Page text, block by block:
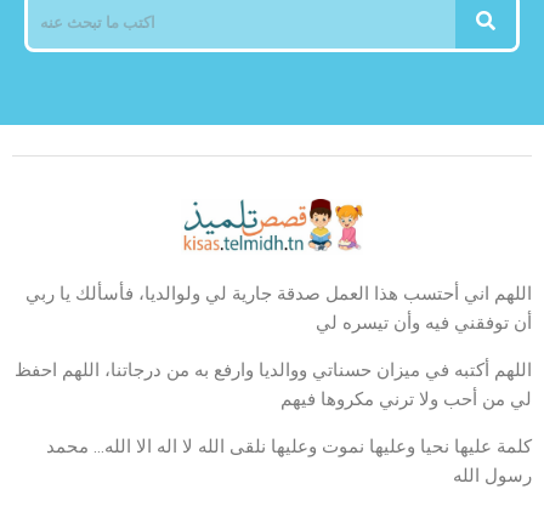
اللهم اني أحتسب هذا العمل صدقة جارية لي ولوالديا، فأسألك يا ربي
أن توفقني فيه وأن تيسره لي
اللهم أكتبه في ميزان حسناتي ووالديا وارفع به من درجاتنا، اللهم احفظ
لي من أحب ولا ترني مكروها فيهم
كلمة عليها نحيا وعليها نموت وعليها نلقى الله لا اله الا الله… محمد
رسول الله